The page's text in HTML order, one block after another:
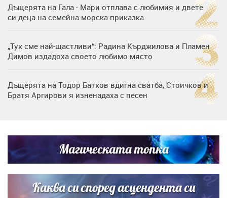
Дъщерята на Гала - Мари отплава с любимия и двете
си деца на семейна морска приказка
„Тук сме най-щастливи“: Радина Кърджилова и Пламен
Димов издадоха своето любимо място
Дъщерята на Тодор Батков вдигна сватба, Стоичков и
Братя Аргирови я изненадаха с песен
Списъкът е ясен: Джей Ло и Риана във ВИП гостите на
сватбата на Роналдо
Магическата топка
Каква си според асцендента си